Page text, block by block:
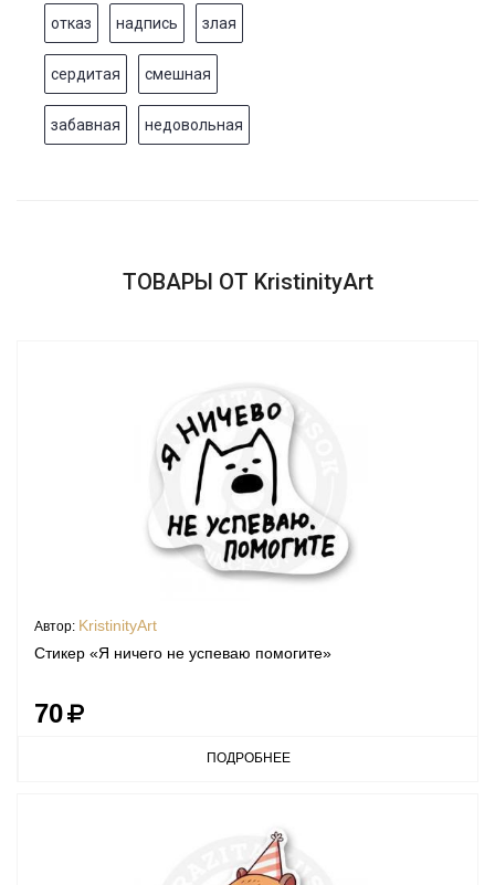
отказ надпись злая
сердитая смешная
забавная недовольная
ТОВАРЫ ОТ KristinityArt
Автор: KristinityArt
Стикер «Я ничего не успеваю помогите»
70
ПОДРОБНЕЕ